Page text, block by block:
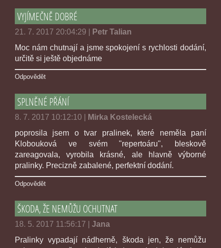
VYJÍMEČNĚ DOBRÉ
21. 7. 2017 20:04:29
Petr Talian
Moc nám chutnají a jsme spokojení s rychlosti dodání,
určitě si ještě objednáme
Odpovědět
SPLNĚNÉ PŘÁNÍ
8. 7. 2017 10:12:10
Mirka Kostelecká
poprosila jsem o tvar pralinek, které neměla paní
Klobouková ve svém "repertoáru", bleskově
zareagovala, vyrobila krásné, ale hlavně výborné
pralinky. Precizně zabalené, perfektní dodání.
Odpovědět
ŠKODA, ŽE NEMŮŽU OCHUTNAT
18. 5. 2017 11:56:17
Jana
Pralinky vypadají nádherně, škoda jen, že nemůžu